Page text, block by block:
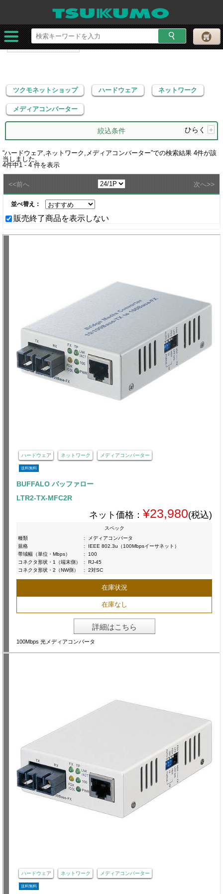
ツクモネットショップ ハードウェア
ネットワーク
メディアコンバーター
ツクモネットショップ ハードウェア ネットワーク
メディアコンバーター
絞込条件 ひらく +
“ハードウェア,ネットワーク,メディアコンバーター”での検索結果 4件が該
当しました。
4件中1 - 4 件を表示
<<前へ 次へ>>
並べ替え：
販売終了商品を表示しない
ハードウェア ネットワーク メディアコンバーター
送料無料
BUFFALO バッファロー
LTR2-TX-MFC2R
ネット価格： ¥23,980(税込)
スペック
種類
:
メディアコンバータ
規格
:
IEEE 802.3u（100Mbpsイーサネット）
帯域幅（単位・Mbps）
:
100
コネクタ形状・1（端末側）
:
RJ-45
コネクタ形状・2（NW側）
: 2対SC
在庫状況
在庫なし
詳細はこちら
100Mbps 光メディアコンバータ
ハードウェア ネットワーク メディアコンバーター
送料無料